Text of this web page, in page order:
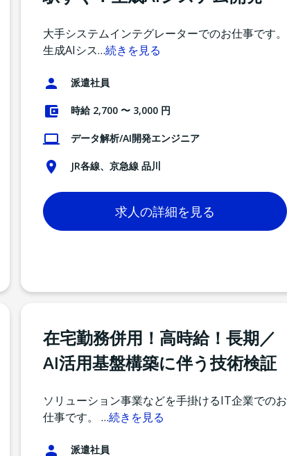
大手システムインテグレーターでのお仕事です。
生成AIシス…続きを見る
派遣社員
時給 2,700 〜 3,000 円
データ解析/AI開発エンジニア
JR各線、京急線 品川
求人の詳細を見る
在宅勤務併用！高時給！長期／
AI活用基盤構築に伴う技術検証
ソリューション事業などを手掛けるIT企業でのお
仕事です。 …続きを見る
派遣社員